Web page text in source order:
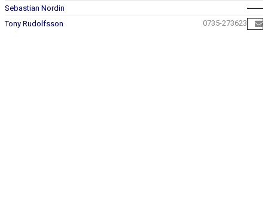
Sebastian Nordin
Tony Rudolfsson
0735-273623